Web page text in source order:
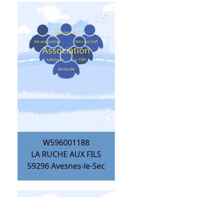
W596001188
LA RUCHE AUX FILS
59296Avesnes-le-Sec